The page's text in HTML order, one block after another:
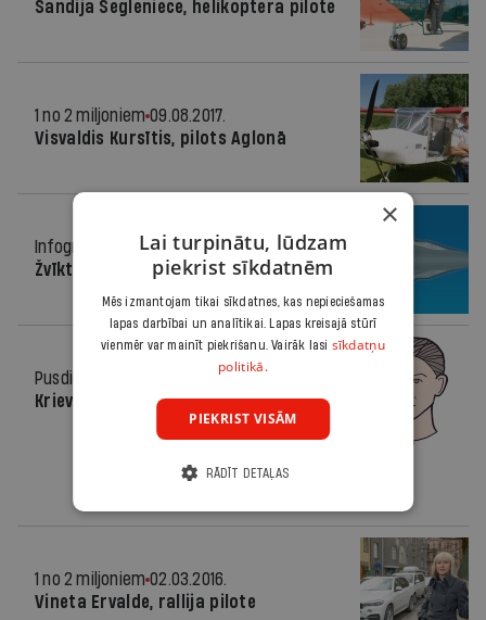
Sandija Segleniece, helikoptera pilote
1 no 2 miljoniem 09.08.2017.
Visvaldis Kursītis, pilots Aglonā
Infografika
14.06.2017.
Žvīkts...
Pusdienās
Krievija apēd «dārzeņus»
1 no 2 miljoniem 02.03.2016.
Vineta Ervalde, rallija pilote
×
Lai turpinātu, lūdzam
piekrist sīkdatnēm
Mēs izmantojam tikai sīkdatnes, kas nepieciešamas
lapas darbībai un analītikai. Lapas kreisajā stūrī
vienmēr var mainīt piekrišanu. Vairāk lasi sīkdatņu
politikā.
PIEKRIST VISĀM
RĀDĪT DETAĻAS